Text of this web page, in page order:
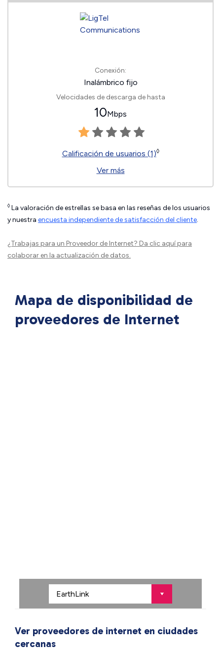
Conexión:
Inalámbrico fijo
Velocidades de descarga de hasta
10Mbps
Calificación de usuarios (1)◊
Ver más
◊ La valoración de estrellas se basa en las reseñas de los usuarios
y nuestra encuesta independiente de satisfacción del cliente.
¿Trabajas para un Proveedor de Internet? Da clic aquípara
colaborar en la actualización de datos.
Mapa de disponibilidad de
proveedores de Internet
Ver proveedores de internet en ciudades
cercanas